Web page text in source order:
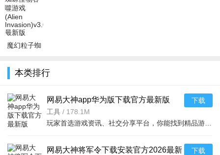
魔幻粒子蜘
Invasion)v3.0.45
本类排行
网易大神app华为版下载官方最新版
v4.15.0华为版
工具 / 178.1M
下载
网易大神将军令下载安装官方2026最新
下载